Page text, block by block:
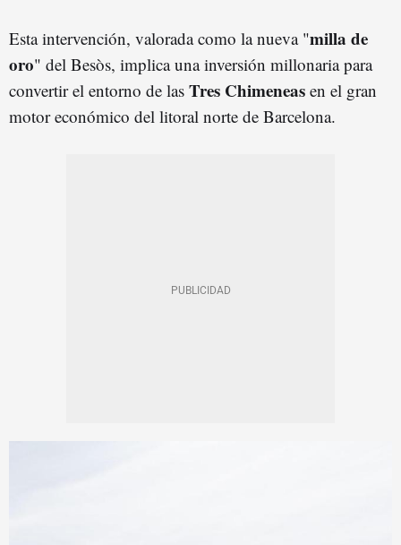
Esta intervención, valorada como la nueva "milla de
oro" del Besòs, implica una inversión millonaria para
convertir el entorno de las Tres Chimeneas en el gran
motor económico del litoral norte de Barcelona.